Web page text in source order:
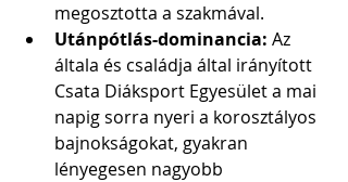
megosztotta a szakmával.
Utánpótlás-dominancia: Az
általa és családja által irányított
Csata Diáksport Egyesület a mai
napig sorra nyeri a korosztályos
bajnokságokat, gyakran
lényegesen nagyobb